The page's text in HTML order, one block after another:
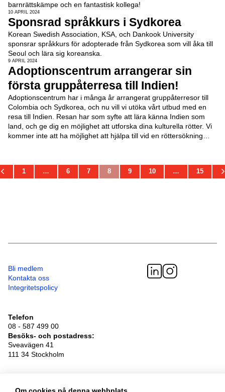
barnrättskämpe och en fantastisk kollega!
10 APRIL 2024
Sponsrad språkkurs i Sydkorea
Korean Swedish Association, KSA, och Dankook University
sponsrar språkkurs för adopterade från Sydkorea som vill åka till
Seoul och lära sig koreanska.
9 APRIL 2024
Adoptionscentrum arrangerar sin
första gruppåterresa till Indien!
Adoptionscentrum har i många år arrangerat gruppåterresor till
Colombia och Sydkorea, och nu vill vi utöka vårt utbud med en
resa till Indien. Resan har som syfte att lära känna Indien som
land, och ge dig en möjlighet att utforska dina kulturella rötter. Vi
kommer inte att ha möjlighet att hjälpa till vid en röttersökning…
1 … 6 7 8 9 10 … 15
Bli medlem
Kontakta oss
Integritetspolicy
Telefon
08 - 587 499 00
Sveavägen 41
111 34 Stockholm
Alla rättigheter förbehållna